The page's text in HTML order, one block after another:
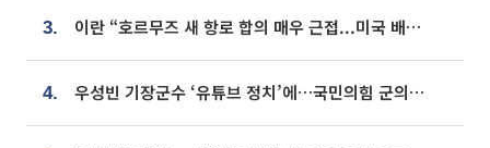
3. 이란 “호르무즈 새 항로 합의 매우 근접...미국 배상 먼저”
4. 우성빈 기장군수 ‘유튜브 정치’에…국민의힘 군의원들 집단 반발